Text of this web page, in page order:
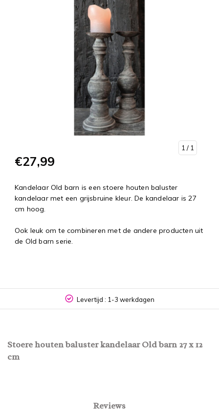
1 / 1
€27,99
Kandelaar Old barn is een stoere houten baluster
kandelaar met een grijsbruine kleur. De kandelaar is 27
cm hoog.
Ook leuk om te combineren met de andere producten uit
de Old barn serie.
Levertijd : 1-3 werkdagen
Stoere houten baluster kandelaar Old barn 27 x 12
cm
Reviews